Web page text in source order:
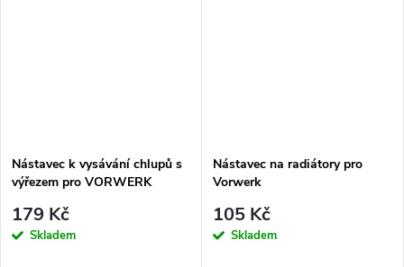
Nástavec k vysávání chlupů s
výřezem pro VORWERK
179 Kč
Skladem
Nástavec na radiátory pro
Vorwerk
105 Kč
Skladem